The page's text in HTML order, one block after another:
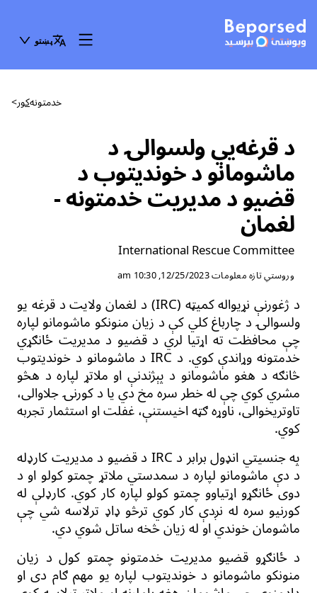
پښتو
کور> خدمتونه
د قرغه‌يي ولسوالۍ د
ماشومانو د خوندیتوب د
قضیو د مدیریت خدمتونه -
لغمان
International Rescue Committee
وروستي تازه معلومات12/25/2023, 10:30 am
د ژغورنې نړیواله کميټه (IRC
)د لغمان ولایت د قرغه یو
ولسوالۍ د چارباغ کلي کېد زیان منونکو ماشومانو لپاره
چې محافظت ته اړتیا لري د قضیو د مدیریت ځانګړي
خدمتونه وړاندې کوي. د IRC د ماشومانو د خوندیتوب
څانګه د هغو ماشومانو د پېژندنې او ملاتړلپاره د هڅو
مشري کوي چې له خطر سره مخ دي یا د کورنۍ جلاوالی،
تاوتریخوالی، ناوړه ګټه اخیستنې، غفلت او استثمار تجربه
کوي.
په جنسیتي انډول برابردIRCدقضیو د مدیریتکارډله
د دې ماشومانو لپاره د سمدستي ملاتړ چمتو کولو او د
دویځانګړو اړتیاوو چمتو کولو لپارهکارکوي. کارډلې له
کورنیو سره له نږدې کار کوي ترڅو ډاډ ترلاسه شيچې
ماشومان خوندي او له زیان څخهساتل شويدي.
د ځانګړو قضیو مدیریت خدمتونو چمتو کول د زیان
منونکو ماشومانو دخوندیتوب لپاره یو مهم ګام دی او